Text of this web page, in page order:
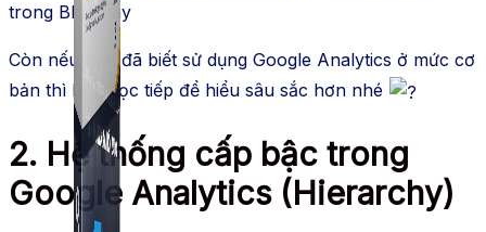
trong Blog này
Còn nếu bạn đã biết sử dụng Google Analytics ở mức cơ
bản thì hãy đọc tiếp để hiểu sâu sắc hơn nhé
2. Hệ thống cấp bậc trong
Google Analytics (Hierarchy)